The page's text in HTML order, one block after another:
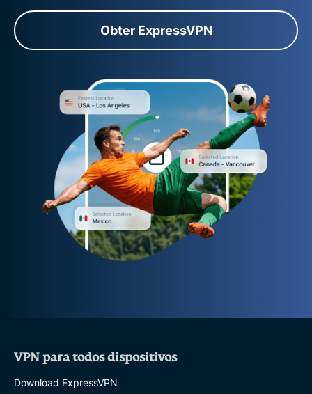
Obter ExpressVPN
VPN para todos dispositivos
Download ExpressVPN